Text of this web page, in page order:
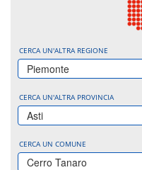
CERCA UN'ALTRA REGIONE
Piemonte
CERCA UN'ALTRA PROVINCIA
Asti
CERCA UN COMUNE
Cerro Tanaro